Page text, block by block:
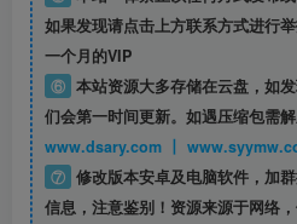
如果发现请点击上方联系方式进行
一个月的VIP
⑥ 本站资源大多存储在云盘，如
们会第一时间更新。如遇压缩包需
www.dsary.com 丨
⑦ 修改版本安卓及电脑软件，加
信息 ，注意鉴别！资源来源于网络